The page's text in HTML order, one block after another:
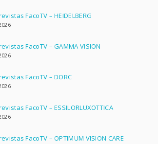
FacoTV – HEIDELBERG
FacoTV – GAMMA VISION
FacoTV – DORC
FacoTV – ESSILORLUXOTTICA
FacoTV – OPTIMUM VISION CARE